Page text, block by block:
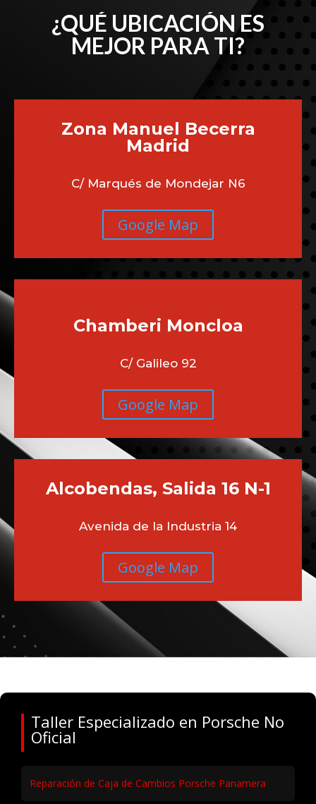
¿QUÉ UBICACIÓN ES
MEJOR PARA TI?
Zona Manuel Becerra
Madrid
C/ Marqués de Mondejar N6
Google Map
Chamberi Moncloa
C/ Galileo 92
Google Map
Alcobendas, Salida 16 N-1
Avenida de la Industria 14
Google Map
Taller Especializado en Porsche No
Oficial
Reparación de Caja de Cambios Porsche Panamera